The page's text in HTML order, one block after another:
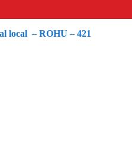
local – ROHU – 421